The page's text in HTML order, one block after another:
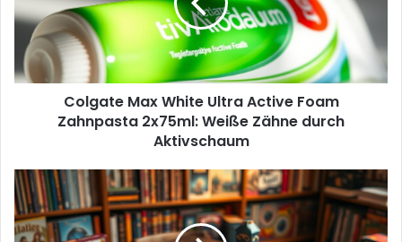
Foam
Zahnpasta
2x75ml:
Weiße
Colgate Max White Ultra Active Foam
Zahnpasta 2x75ml: Weiße Zähne durch
Aktivschaum
Bloook
Wörter
Sturm
: